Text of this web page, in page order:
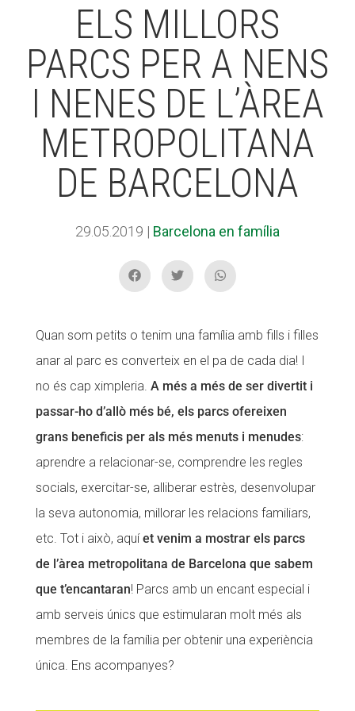
ELS MILLORS
PARCS PER A NENS
I NENES DE L’ÀREA
METROPOLITANA
DE BARCELONA
29.05.2019 | Barcelona en família
Quan som petits o tenim una família amb fills i filles
anar al parc es converteix en el pa de cada dia! I
no és cap ximpleria. A més a més de ser divertit i
passar-ho d’allò més bé, els parcs ofereixen
grans beneficis per als més menuts i menudes:
aprendre a relacionar-se, comprendre les regles
socials, exercitar-se, alliberar estrès, desenvolupar
la seva autonomia, millorar les relacions familiars,
etc. Tot i això, aquíet venim a mostrar els parcs
de l’àrea metropolitana de Barcelona que sabem
que t’encantaran! Parcs amb un encant especial i
amb serveis únics que estimularan molt més als
membres de la família per obtenir una experiència
única. Ens acompanyes?
ACCIÓ SOCIAL I JOVES
ESPLAIS
SUPORT TERCER SECTOR
CONEIX FUNDESPLAI
La Fundació
Missió i valors
Els comptes clars
Memòria d'activitats
Proposta educativa
ACTUALITAT
Notícies
ACCIÓ SOCIAL I JOVES
ESPLAIS
SUPORT TERCER SECTOR
CONEIX FUNDESPLAI
La Fundació
Missió i valors
Els comptes clars
Memòria d'activitats
Proposta educativa
ACTUALITAT
Notícies